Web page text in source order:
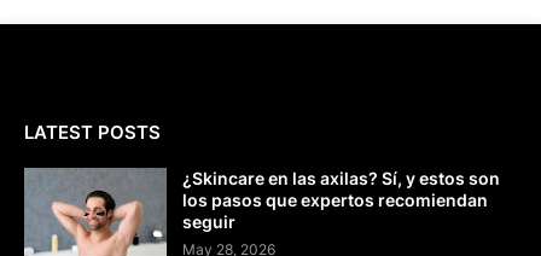
LATEST POSTS
¿Skincare en las axilas? Sí, y estos son
los pasos que expertos recomiendan
seguir
May 28, 2026